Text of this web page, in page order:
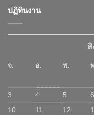
ปฏิทินงาน
จ. อ. พ.
3
4 5 6
10
11 12